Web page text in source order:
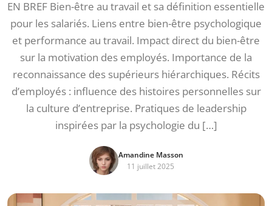
EN BREF Bien-être au travail et sa définition essentielle
pour les salariés. Liens entre bien-être psychologique
et performance au travail. Impact direct du bien-être
sur la motivation des employés. Importance de la
reconnaissance des supérieurs hiérarchiques. Récits
d’employés : influence des histoires personnelles sur
la culture d’entreprise. Pratiques de leadership
inspirées par la psychologie du […]
Amandine Masson
11 juillet 2025